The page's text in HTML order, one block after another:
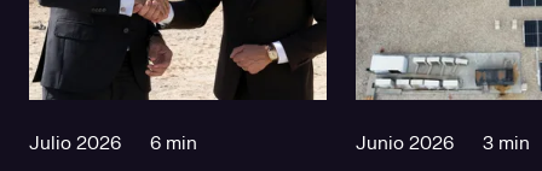
Julio 2026 6 min Junio 2026 3 min